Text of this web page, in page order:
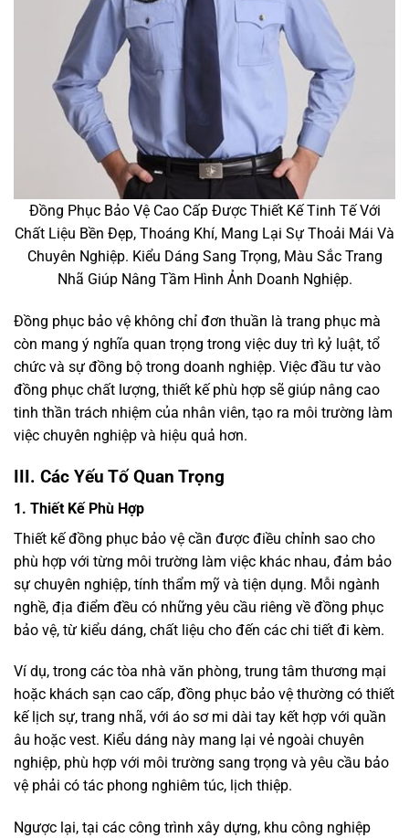
Đồng Phục Bảo Vệ Cao Cấp Được Thiết Kế Tinh Tế Với
Chất Liệu Bền Đẹp, Thoáng Khí, Mang Lại Sự Thoải Mái Và
Chuyên Nghiệp. Kiểu Dáng Sang Trọng, Màu Sắc Trang
Nhã Giúp Nâng Tầm Hình Ảnh Doanh Nghiệp.
Đồng phục bảo vệ không chỉ đơn thuần là trang phục mà
còn mang ý nghĩa quan trọng trong việc duy trì kỷ luật, tổ
chức và sự đồng bộ trong doanh nghiệp. Việc đầu tư vào
đồng phục chất lượng, thiết kế phù hợp sẽ giúp nâng cao
tinh thần trách nhiệm của nhân viên, tạo ra môi trường làm
việc chuyên nghiệp và hiệu quả hơn.
III. Các Yếu Tố Quan Trọng
1. Thiết Kế Phù Hợp
Thiết kế đồng phục bảo vệ cần được điều chỉnh sao cho
phù hợp với từng môi trường làm việc khác nhau, đảm bảo
sự chuyên nghiệp, tính thẩm mỹ và tiện dụng. Mỗi ngành
nghề, địa điểm đều có những yêu cầu riêng về đồng phục
bảo vệ, từ kiểu dáng, chất liệu cho đến các chi tiết đi kèm.
Ví dụ, trong các tòa nhà văn phòng, trung tâm thương mại
hoặc khách sạn cao cấp, đồng phục bảo vệ thường có thiết
kế lịch sự, trang nhã, với áo sơ mi dài tay kết hợp với quần
âu hoặc vest. Kiểu dáng này mang lại vẻ ngoài chuyên
nghiệp, phù hợp với môi trường sang trọng và yêu cầu bảo
vệ phải có tác phong nghiêm túc, lịch thiệp.
Ngược lại, tại các công trình xây dựng, khu công nghiệp